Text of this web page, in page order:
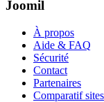
Joomil
À propos
Aide & FAQ
Sécurité
Contact
Partenaires
Comparatif sites